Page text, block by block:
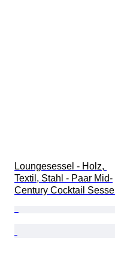
Loungesessel - Holz,
Textil, Stahl - Paar Mid-
Century Cocktail Sessel